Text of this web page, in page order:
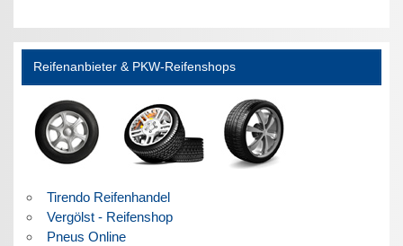
Reifenanbieter & PKW-Reifenshops
Tirendo Reifenhandel
Vergölst - Reifenshop
Pneus Online